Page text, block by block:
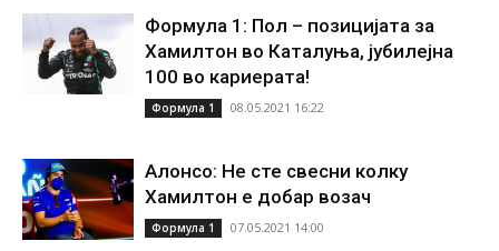
Формула 1: Пол – позицијата за
Хамилтон во Каталуња, јубилејна
100 во кариерата!
Формула 1 08.05.2021 16:22
Алонсо: Не сте свесни колку
Хамилтон е добар возач
Формула 1 07.05.2021 14:00